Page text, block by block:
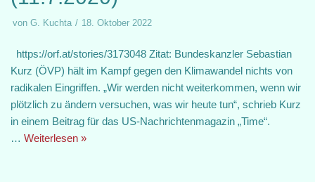
von G. Kuchta 18. Oktober 2022
https://orf.at/stories/3173048 Zitat: Bundeskanzler Sebastian
Kurz (ÖVP) hält im Kampf gegen den Klimawandel nichts von
radikalen Eingriffen. „Wir werden nicht weiterkommen, wenn wir
plötzlich zu ändern versuchen, was wir heute tun“, schrieb Kurz
in einem Beitrag für das US-Nachrichtenmagazin „Time“.
… Weiterlesen »